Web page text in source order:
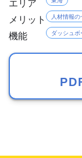
メリット 人材情報
機能 ダッシュボ